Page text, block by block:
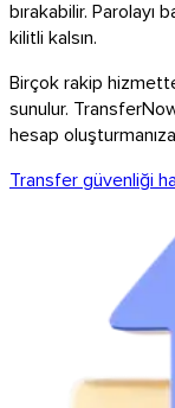
bırakabilir. Parolayı
kilitli kalsın.
Birçok rakip
sunulur.
hesap
Transfer güvenliği